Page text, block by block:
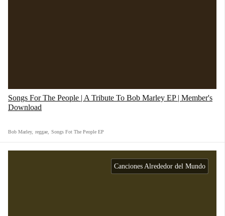
Songs For The People | A Tribute To Bob Marley EP | Member's
Download
Bob Marley, reggae Songs Fot The People EP
Canciones Alrededor del Mundo